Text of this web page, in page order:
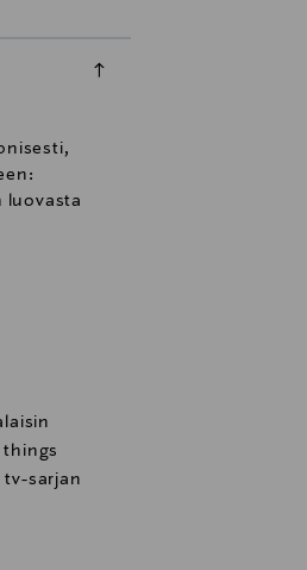
luovasta
things
sarjan